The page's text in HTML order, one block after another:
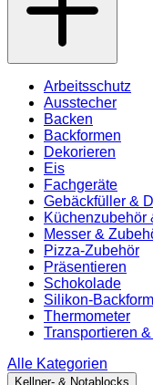
Arbeitsschutz
Ausstecher
Backen
Backformen
Dekorieren
Eis
Fachgeräte
Gebäckfüller &
Küchenzubehör
Messer &
Pizza-Zubehör
Präsentieren
Schokolade
Silikon-
Thermometer
Transportieren
Alle Kategorien
Kellner- & Notablocks